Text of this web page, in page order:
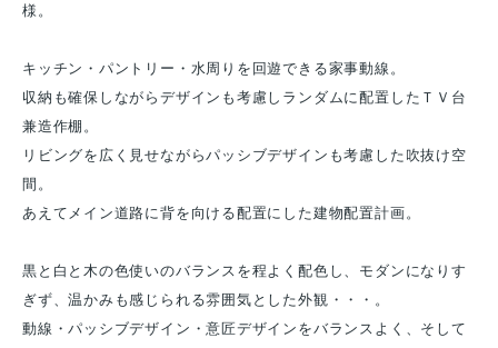
様。
キッチン・パントリー・水周りを回遊できる家事動線。
収納も確保しながらデザインも考慮しランダムに配置したＴＶ台
兼造作棚。
リビングを広く見せながらパッシブデザインも考慮した吹抜け空
間。
あえてメイン道路に背を向ける配置にした建物配置計画。
黒と白と木の色使いのバランスを程よく配色し、モダンになりす
ぎず、温かみも感じられる雰囲気とした外観・・・。
動線・パッシブデザイン・意匠デザインをバランスよく、そして